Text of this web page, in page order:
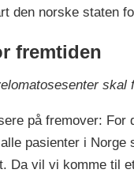
den norske staten
fremtiden
på fremover:
pasienter i
Da vil vi komme til